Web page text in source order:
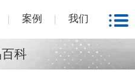
案例 我们
科